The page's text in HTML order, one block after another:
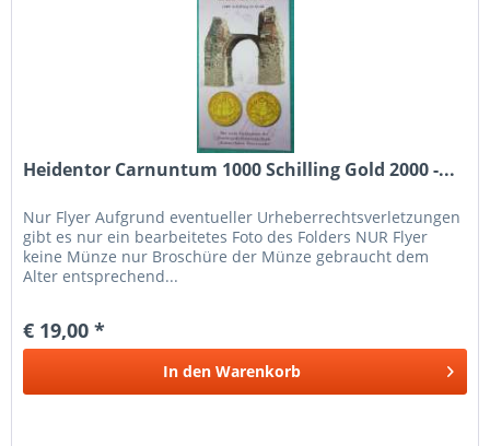
Heidentor Carnuntum 1000 Schilling Gold 2000 -...
Nur Flyer Aufgrund eventueller Urheberrechtsverletzungen
gibt es nur ein bearbeitetes Foto des Folders NUR Flyer
keine Münze nur Broschüre der Münze gebraucht dem
Alter entsprechend...
€ 19,00 *
In den Warenkorb